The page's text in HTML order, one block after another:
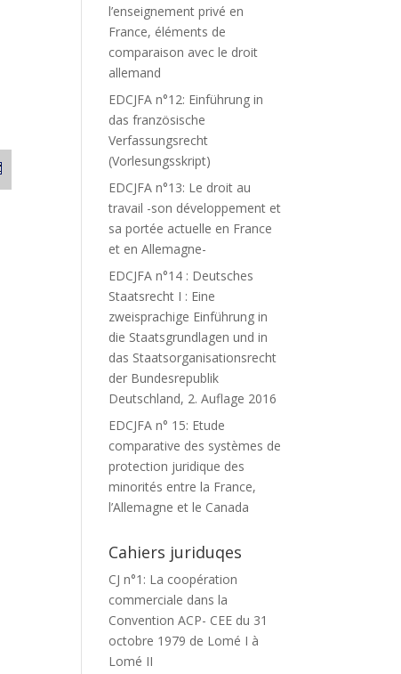
l’enseignement privé en
France, éléments de
comparaison avec le droit
allemand
EDCJFA n°12: Einführung in
das französische
Verfassungsrecht
(Vorlesungsskript)
EDCJFA n°13: Le droit au
travail -son développement et
sa portée actuelle en France
et en Allemagne-
EDCJFA n°14 : Deutsches
Staatsrecht I : Eine
zweisprachige Einführung in
die Staatsgrundlagen und in
das Staatsorganisationsrecht
der Bundesrepublik
Deutschland, 2. Auflage 2016
EDCJFA n° 15: Etude
comparative des systèmes de
protection juridique des
minorités entre la France,
l’Allemagne et le Canada
Cahiers juriduqes
CJ n°1: La coopération
commerciale dans la
Convention ACP- CEE du 31
octobre 1979 de Lomé I à
Lomé II